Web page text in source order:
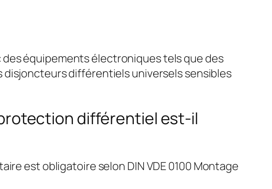
des équipements électroniques tels que des
disjoncteurs différentiels universels sensibles
différentiel est-il
est obligatoire selon DIN VDE 0100 Montage